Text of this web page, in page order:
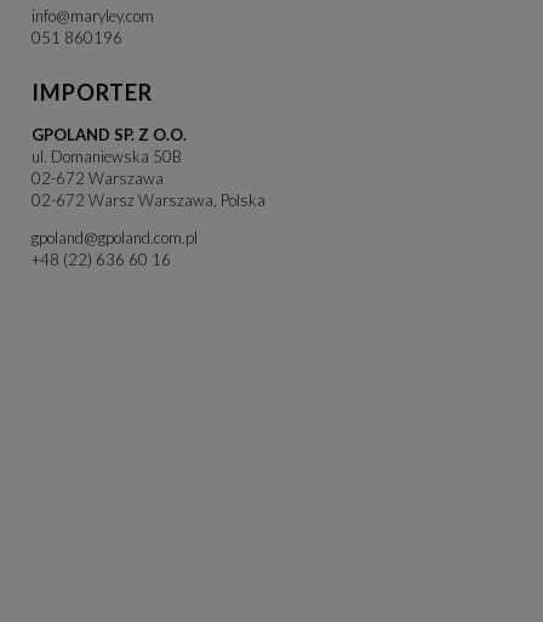
info@maryley.com
051 860196
IMPORTER
GPOLAND SP. Z O.O.
ul. Domaniewska 50B
02-672 Warszawa
02-672 Warsz Warszawa, Polska
gpoland@gpoland.com.pl
+48 (22) 636 60 16